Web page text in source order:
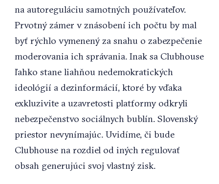
na autoreguláciu samotných používateľov.
Prvotný zámer v znásobení ich počtu by mal
byť rýchlo vymenený za snahu o zabezpečenie
moderovania ich správania. Inak sa Clubhouse
ľahko stane liahňou nedemokratických
ideológií a dezinformácií, ktoré by vďaka
exkluzivite a uzavretosti platformy odkryli
nebezpečenstvo sociálnych bublín. Slovenský
priestor nevynímajúc. Uvidíme, či bude
Clubhouse na rozdiel od iných regulovať
obsah generujúci svoj vlastný zisk.